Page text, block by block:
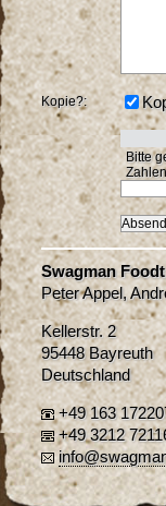
Kopie?:
Bitte
Swagman
Peter Appel,
Kellerstr. 2
95448 Bayreuth
Deutschland
+49 163
+49 3212